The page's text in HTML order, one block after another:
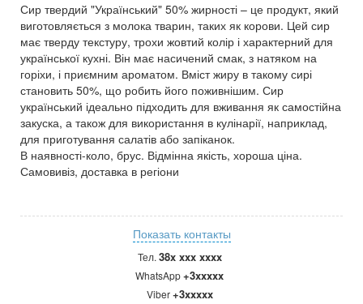
Сир твердий "Український" 50% жирності – це продукт, який
виготовляється з молока тварин, таких як корови. Цей сир
має тверду текстуру, трохи жовтий колір і характерний для
української кухні. Він має насичений смак, з натяком на
горіхи, і приємним ароматом. Вміст жиру в такому сирі
становить 50%, що робить його поживнішим. Сир
український ідеально підходить для вживання як самостійна
закуска, а також для використання в кулінарії, наприклад,
для приготування салатів або запіканок.
В наявності-коло, брус. Відмінна якість, хороша ціна.
Самовивіз, доставка в регіони
Показать контакты
Тел. 38x xxx xxxx
WhatsApp+3xxxxx
Viber+3xxxxx